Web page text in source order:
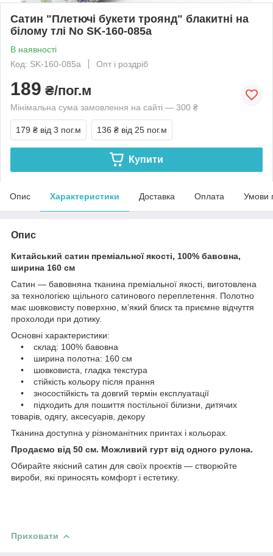
Сатин "Плетючі букети троянд" блакитні на
білому тлі No SK-160-085а
В наявності
Код: SK-160-085а
Опт і роздріб
189 ₴/пог.м
Мінімальна сума замовлення на сайті — 300 ₴
179 ₴ від 3 пог.м 136 ₴ від 25 пог.м
Купити
Опис Характеристики Доставка Оплата Умови
Опис
Китайський сатин преміальної якості, 100% бавовна,
ширина 160 см
Сатин — бавовняна тканина преміальної якості, виготовлена
за технологією щільного сатинового переплетення. Полотно
має шовковисту поверхню, м’який блиск та приємне відчуття
прохолоди при дотику.
Основні характеристики:
• склад: 100% бавовна
• ширина полотна: 160 см
• шовковиста, гладка текстура
• стійкість кольору після прання
• зносостійкість та довгий термін експлуатації
• підходить для пошиття постільної білизни, дитячих
товарів, одягу, аксесуарів, декору
Тканина доступна у різноманітних принтах і кольорах.
Продаємо від 50 см. Можливий гурт від одного рулона.
Обирайте якісний сатин для своїх проєктів — створюйте
вироби, які приносять комфорт і естетику.
Приховати